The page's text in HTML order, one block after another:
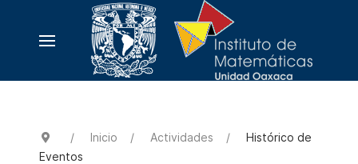
Inicio Actividades
Histórico de
Eventos